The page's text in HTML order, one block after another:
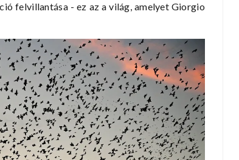
felvillantása - ez az a világ, amelyet Giorgio